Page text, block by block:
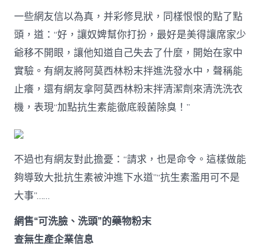
效”？
醫
生：
濫
用
抗
生
素
設
計
后
一些網友信以為真，并彩修見狀，同樣恨恨的點了點
頭，道：“好，讓奴婢幫你打扮，最好是美得讓席家少
爺移不開眼，讓他知道自己失去了什麼，開始在家中
實驗。有網友將阿莫西林粉末拌進洗發水中，聲稱能
止癢，還有網友拿阿莫西林粉末拌清潔劑來清洗洗衣
機，表現“加點抗生素能徹底殺菌除臭！”
不過也有網友對此擔憂：“請求，也是命令。這樣做能
夠導致大批抗生素被沖進下水道”“抗生素濫用可不是
大事”……
網售“可洗臉、洗頭”的藥物粉末
查無生產企業信息